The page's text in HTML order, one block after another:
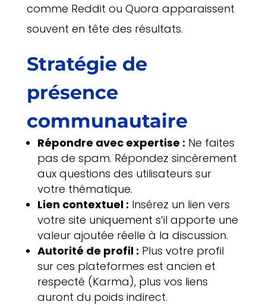
comme Reddit ou Quora apparaissent
souvent en tête des résultats.
Stratégie de
présence
communautaire
Répondre avec expertise : Ne faites
pas de spam. Répondez sincèrement
aux questions des utilisateurs sur
votre thématique.
Lien contextuel : Insérez un lien vers
votre site uniquement s’il apporte une
valeur ajoutée réelle à la discussion.
Autorité de profil : Plus votre profil
sur ces plateformes est ancien et
respecté (Karma), plus vos liens
auront du poids indirect.